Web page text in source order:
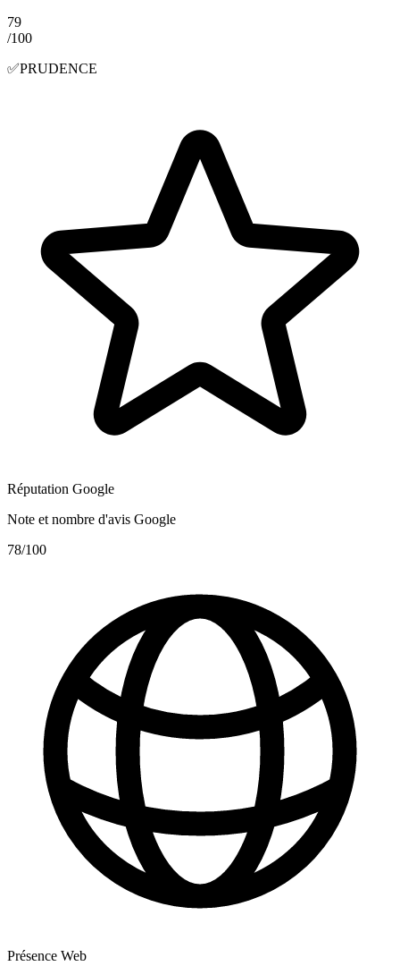
79
/100
✅PRUDENCE
Réputation Google
Note et nombre d'avis Google
78/100
Présence Web